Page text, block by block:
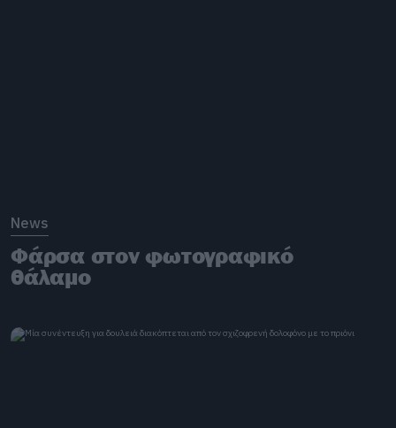
News
Φάρσα στον φωτογραφικό
θάλαμο